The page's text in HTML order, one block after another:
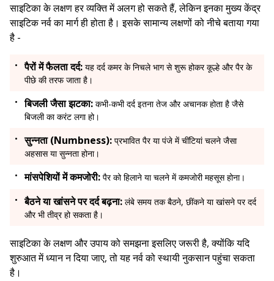
साइटिका के लक्षण हर व्यक्ति में अलग हो सकते हैं, लेकिन इनका मुख्य केंद्र
साइटिक नर्व का मार्ग ही होता है। इसके सामान्य लक्षणों को नीचे बताया गया
है -
पैरों में फैलता दर्द: यह दर्द कमर के निचले भाग से शुरू होकर कूल्हे और पैर के
पीछे की तरफ जाता है।
बिजली जैसा झटका: कभी-कभी दर्द इतना तेज और अचानक होता है जैसे
बिजली का करंट लगा हो।
सुन्नता (Numbness): प्रभावित पैर या पंजे में चींटियां चलने जैसा
अहसास या सुन्नता होना।
मांसपेशियों में कमजोरी: पैर को हिलाने या चलने में कमजोरी महसूस होना।
बैठने या खांसने पर दर्द बढ़ना: लंबे समय तक बैठने, छींकने या खांसने पर दर्द
और भी तीव्र हो सकता है।
साइटिका के लक्षण और उपाय को समझना इसलिए जरूरी है, क्योंकि यदि
शुरुआत में ध्यान न दिया जाए, तो यह नर्व को स्थायी नुकसान पहुंचा सकता
है।